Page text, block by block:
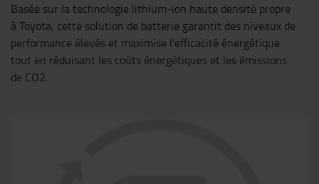
Basée sur la technologie lithium-ion haute densité propre
à Toyota, cette solution de batterie garantit des niveaux de
performance élevés et maximise l'efficacité énergétique
tout en réduisant les coûts énergétiques et les émissions
de CO2.